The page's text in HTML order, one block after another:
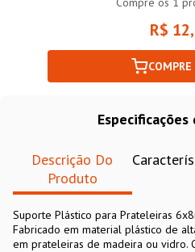
R$
Descrição Do
Produto
Suporte Plástico para Prateleiras
Fabricado em material plástico de
em prateleiras de madeira ou vidro.